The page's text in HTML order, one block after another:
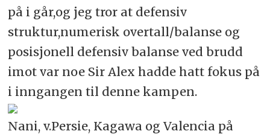
på i går,og jeg tror at defensiv
struktur,numerisk overtall/balanse og
posisjonell defensiv balanse ved brudd
imot var noe Sir Alex hadde hatt fokus på
i inngangen til denne kampen.
Nani, v.Persie, Kagawa og Valencia på